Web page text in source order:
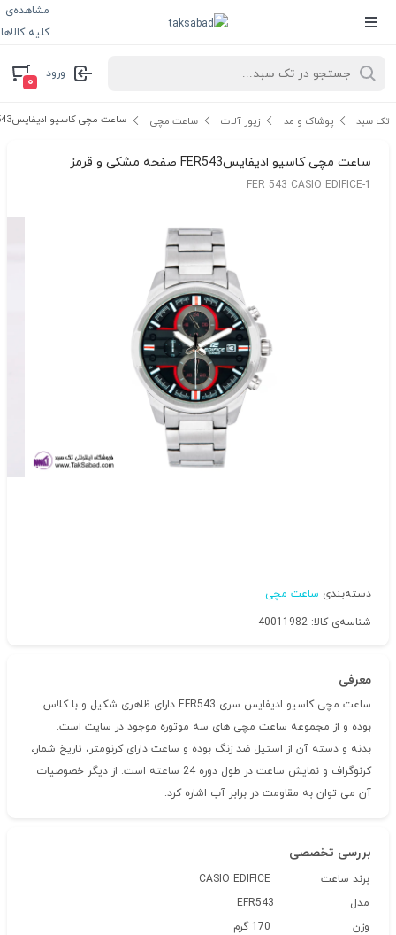
مشاهده‌ی
کلیه کالاها
ورود
۰
تک سبد پوشاک و مد زیور آلات ساعت مچی ساعت مچی کاسیو ادیفایسFER543 صفحه مشکی و قرمز
ساعت مچی کاسیو ادیفایسFER543 صفحه مشکی و قرمز
FER 543 CASIO EDIFICE-1
دسته‌بندی ساعت مچی
شناسه‌ی کالا: 40011982
معرفی
ساعت مچی کاسیو ادیفایس سری EFR543 دارای ظاهری شکیل و با کلاس
بوده و از مجموعه ساعت مچی های سه موتوره موجود در سایت است.
بدنه و دسته آن از استیل ضد زنگ بوده و ساعت دارای کرنومتر، تاریخ شمار،
کرنوگراف و نمایش ساعت در طول دوره 24 ساعته است. از دیگر خصوصیات
آن می توان به مقاومت در برابر آب اشاره کرد.
بررسی تخصصی
برند ساعت
مدل
EFR543
وزن